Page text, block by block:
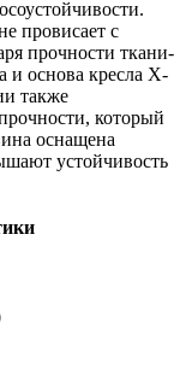
провисает с
прочности ткани-
и основа кресла X-
также
который
оснащена
устойчивость